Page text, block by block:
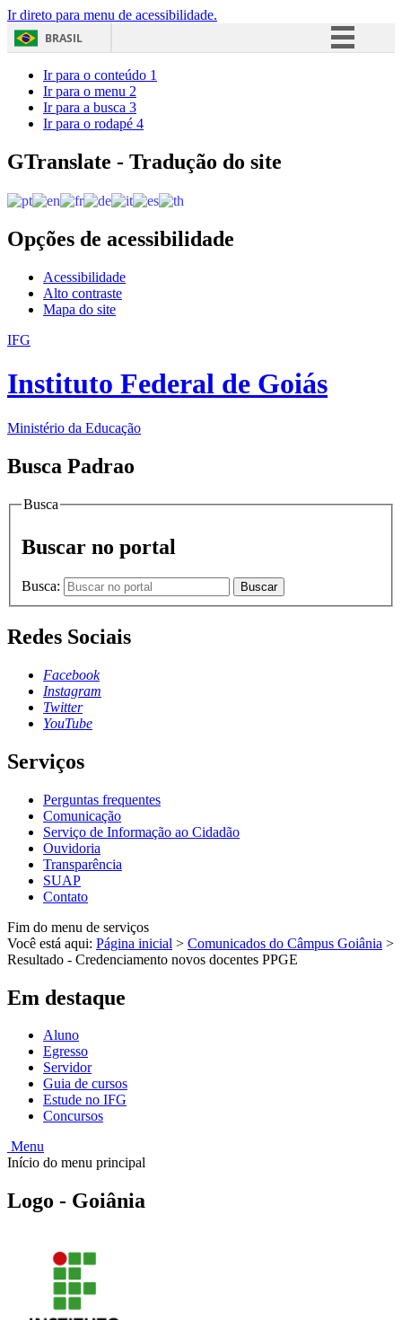
Ir direto para menu de acessibilidade.
BRASIL
Acesso à informação
Ir para o conteúdo 1
Ir para o menu 2
Ir para a busca 3
Ir para o rodapé 4
GTranslate - Tradução do site
Opções de acessibilidade
Acessibilidade
Alto contraste
Mapa do site
IFG
Instituto Federal de Goiás
Ministério da Educação
Busca Padrao
Busca
Buscar no portal
Busca: Buscar
Redes Sociais
Facebook
Instagram
Twitter
YouTube
Serviços
Perguntas frequentes
Comunicação
Serviço de Informação ao Cidadão
Ouvidoria
Transparência
SUAP
Contato
Fim do menu de serviços
Você está aqui: Página inicial > Comunicados do Câmpus Goiânia >
Resultado - Credenciamento novos docentes PPGE
Em destaque
Aluno
Egresso
Servidor
Guia de cursos
Estude no IFG
Concursos
Menu
Início do menu principal
Logo - Goiânia